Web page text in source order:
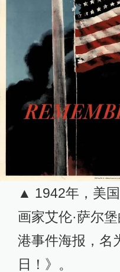
▲ 1942年，美
画家艾伦·萨尔
港事件海报，名
日！》。